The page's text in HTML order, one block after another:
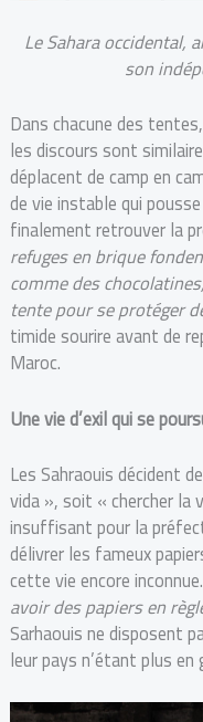
Le Sahara occidental,
son
Dans chacune des
les discours sont
déplacent de camp en
de vie instable qui
finalement retrouver la
refuges en brique
comme des
tente pour se protéger
timide sourire avant de
Maroc.
Une vie d’exil qui se
Les Sahraouis décident
vida », soit « chercher la
insuffisant pour la
délivrer les fameux
cette vie encore
avoir des papiers en
Sarhaouis ne disposent
leur pays n’étant plus en